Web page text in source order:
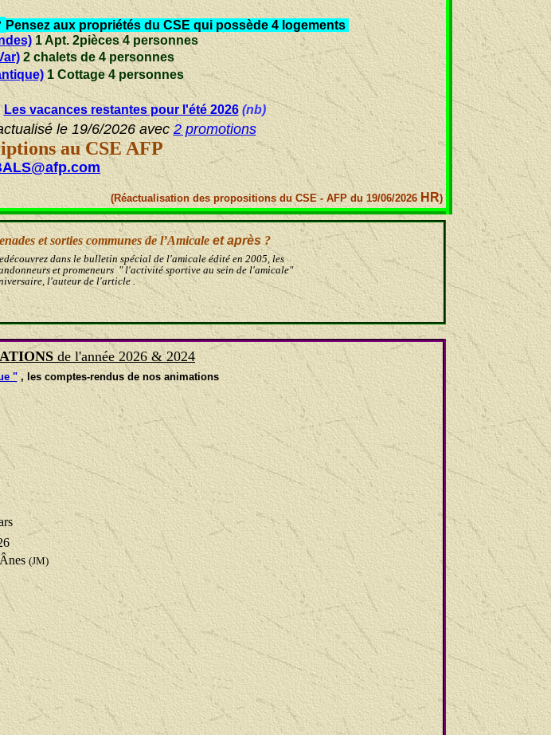
Pensez aux propriétés du CSE qui possède 4 logements
1 Apt. 2pièces 4 personnes
2 chalets de 4 personnes
1 Cottage 4 personnes
Les vacances restantes pour l'été 2026 (nb)
le 19/6/2026 avec2 promotions
au CSE AFP
(Réactualisation des propositions du CSE - AFP du 19/06/2026 HR)
et sorties communes de l’Amicale et après ?
dans le bulletin spécial de l'amicale édité en 2005, les
et promeneurs " l'activité sportive au sein de l'amicale"
l'auteur de l'article .
de l'année 2026 & 2024
" , les comptes-rendus de nos animations
(JM)